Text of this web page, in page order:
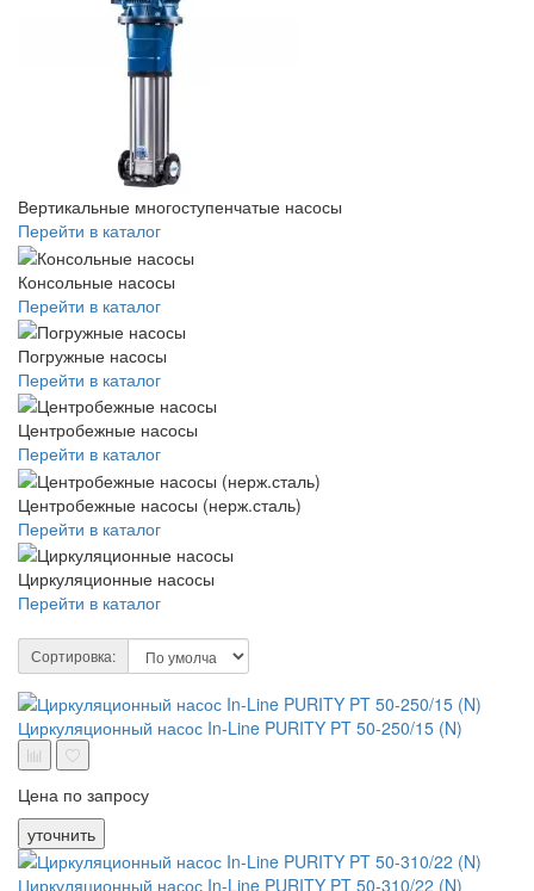
Вертикальные многоступенчатые насосы
Перейти в каталог
Консольные насосы
Перейти в каталог
Погружные насосы
Перейти в каталог
Центробежные насосы
Перейти в каталог
Центробежные насосы (нерж.сталь)
Перейти в каталог
Циркуляционные насосы
Перейти в каталог
Сортировка:
Циркуляционный насос In-Line PURITY PT 50-250/15 (N)
Цена по запросу
уточнить
Циркуляционный насос In-Line PURITY PT 50-310/22 (N)